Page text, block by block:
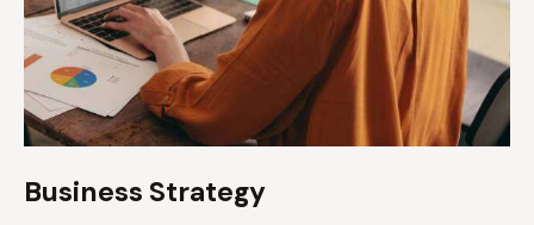
Business Strategy